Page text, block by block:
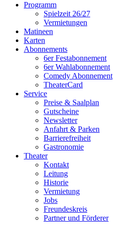
Programm
Spielzeit 26/27
Vermietungen
Matineen
Karten
Abonnements
6er Festabonnement
6er Wahlabonnement
Comedy Abonnement
TheaterCard
Service
Preise & Saalplan
Gutscheine
Newsletter
Anfahrt & Parken
Barrierefreiheit
Gastronomie
Theater
Kontakt
Leitung
Historie
Vermietung
Jobs
Freundeskreis
Partner und Förderer